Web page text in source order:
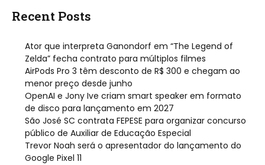
Recent Posts
Ator que interpreta Ganondorf em “The Legend of
Zelda” fecha contrato para múltiplos filmes
AirPods Pro 3 têm desconto de R$ 300 e chegam ao
menor preço desde junho
OpenAI e Jony Ive criam smart speaker em formato
de disco para lançamento em 2027
São José SC contrata FEPESE para organizar concurso
público de Auxiliar de Educação Especial
Trevor Noah será o apresentador do lançamento do
Google Pixel 11